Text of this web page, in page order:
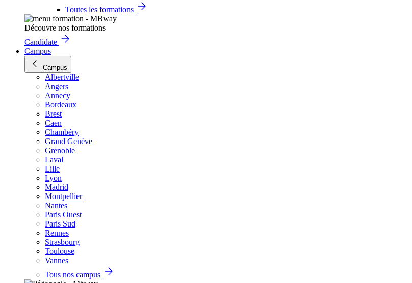
Toutes les formations
Découvre nos formations
Candidate
Campus
Campus
Albertville
Angers
Annecy
Bordeaux
Brest
Caen
Chambéry
Grand Genève
Grenoble
Laval
Lille
Lyon
Madrid
Montpellier
Nantes
Paris Ouest
Paris Sud
Rennes
Strasbourg
Toulouse
Vannes
Tous nos campus